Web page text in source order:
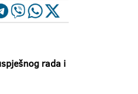
rada i